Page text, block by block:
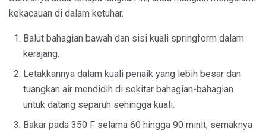
kekacauan di dalam ketuhar.
Balut bahagian bawah dan sisi kuali springform dalam
kerajang.
Letakkannya dalam kuali penaik yang lebih besar dan
tuangkan air mendidih di sekitar bahagian-bahagian
untuk datang separuh sehingga kuali.
Bakar pada 350 F selama 60 hingga 90 minit, semaknya